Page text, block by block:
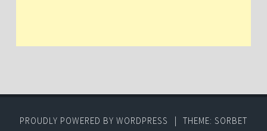
PROUDLY POWERED BY WORDPRESS |
THEME: SORBET